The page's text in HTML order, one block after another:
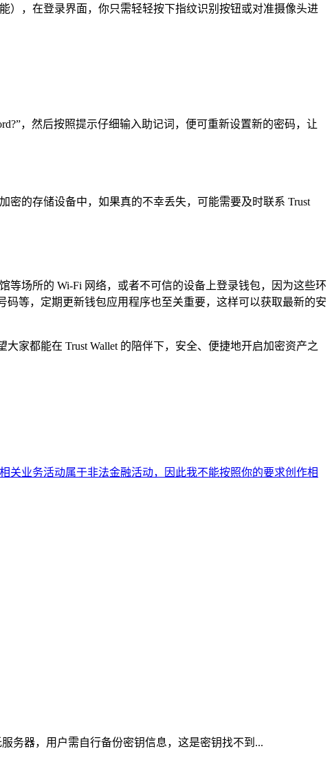
），在登录界面，你只需轻轻按下指纹识别按钮或对准摄像头进
，然后按照提示仔细输入助记词，便可重新设置新的密码，让
的存储设备中，如果真的不幸丢失，可能需要及时联系 Trust
等场所的 Wi-Fi 网络，或者不可信的设备上登录钱包，因为这些环
等，定期更新钱包应用程序也至关重要，这样可以获取最新的安
家都能在 Trust Wallet 的陪伴下，安全、便捷地开启加密资产之
关业务活动属于非法金融活动，因此我不能按照你的要求创作相
务器，用户需自行备份密钥信息，这是密钥找不到...